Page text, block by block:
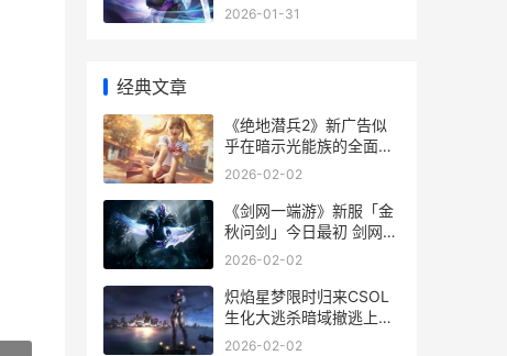
2026-01-31
经典文章
《绝地潜兵2》新广告似
乎在暗示光能族的全面攻
势 绝地潜兵2怎么不让别
2026-02-02
《剑网一端游》新服「金
秋问剑」今日最初 剑网1
官方网站
2026-02-02
炽焰星梦限时归来CSOL
生化大逃杀暗域撤逃上线
炽焰x小星
2026-02-02